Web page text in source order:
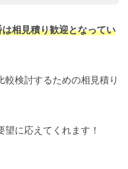
相見積り歓迎となってい
検討するための相見積り
に応えてくれます！